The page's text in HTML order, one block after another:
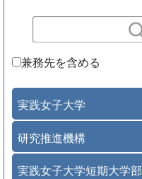
兼務先を含める
実践女子大学
研究推進機構
実践女子大学短期大学部